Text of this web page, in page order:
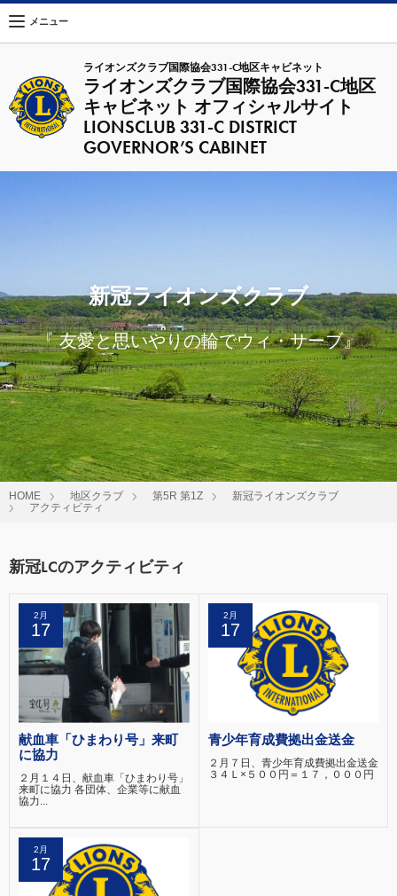
ライオンズクラブ国際協会331-C地区キャビネット
ライオンズクラブ国際協会331-C地区
キャビネット オフィシャルサイト
LIONSCLUB 331-C DISTRICT
GOVERNOR’S CABINET
メニュー
新冠ライオンズクラブ
『 友愛と思いやりの輪でウィ・サーブ』
HOME 地区クラブ 第5R 第1Z
新冠ライオンズクラブ
アクティビティ
新冠LCのアクティビティ
2月
17
献血車「ひまわり号」来町
に協力
２月１４日、献血車「ひまわり号」
来町に協力 各団体、企業等に献血
協力...
2月
17
青少年育成費拠出金送金
２月７日、青少年育成費拠出金送金
３４Ｌ×５００円＝１７，０００円
2月
17